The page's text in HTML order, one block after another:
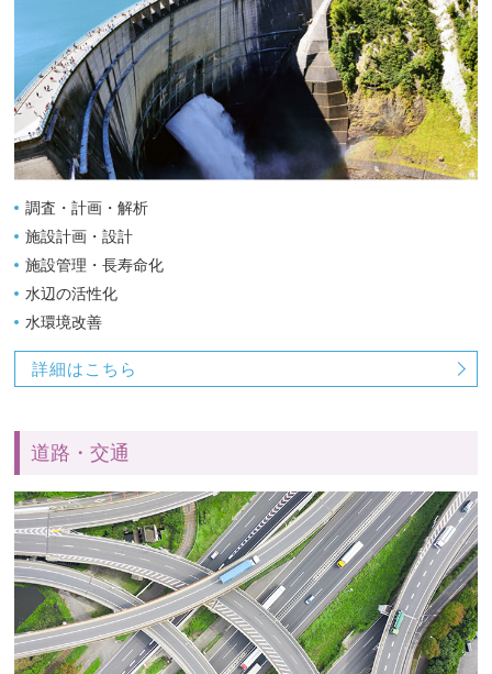
調査・計画・解析
施設計画・設計
施設管理・長寿命化
水辺の活性化
水環境改善
詳細はこちら
道路・交通